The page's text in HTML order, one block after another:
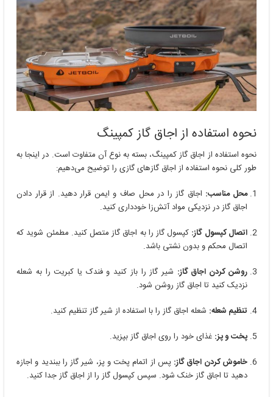
نحوه استفاده از اجاق گاز کمپینگ
نحوه استفاده از اجاق گاز کمپینگ، بسته به نوع آن متفاوت است. در اینجا به
طور کلی نحوه استفاده از اجاق گازهای گازی را توضیح می‌دهیم:
محل مناسب: اجاق گاز را در محل صاف و ایمن قرار دهید. از قرار دادن
اجاق گاز در نزدیکی مواد آتش‌زا خودداری کنید.
اتصال کپسول گاز: کپسول گاز را به اجاق گاز متصل کنید. مطمئن شوید که
اتصال محکم و بدون نشتی باشد.
روشن کردن اجاق گاز: شیر گاز را باز کنید و فندک یا کبریت را به شعله
نزدیک کنید تا اجاق گاز روشن شود.
تنظیم شعله: شعله اجاق گاز را با استفاده از شیر گاز تنظیم کنید.
پخت و پز: غذای خود را روی اجاق گاز بپزید.
خاموش کردن اجاق گاز: پس از اتمام پخت و پز، شیر گاز را ببندید و اجازه
دهید تا اجاق گاز خنک شود. سپس کپسول گاز را از اجاق گاز جدا کنید.